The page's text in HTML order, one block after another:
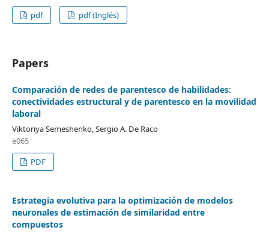
pdf
pdf (Inglés)
Papers
Comparación de redes de parentesco de habilidades:
conectividades estructural y de parentesco en la movilidad
laboral
Viktoriya Semeshenko, Sergio A. De Raco
e065
PDF
Estrategia evolutiva para la optimización de modelos
neuronales de estimación de similaridad entre
compuestos